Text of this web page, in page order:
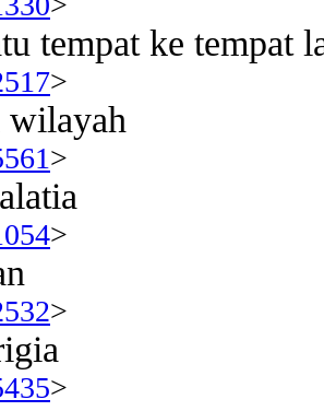
tempat ke tempat
>
wilayah
>
>
>
>